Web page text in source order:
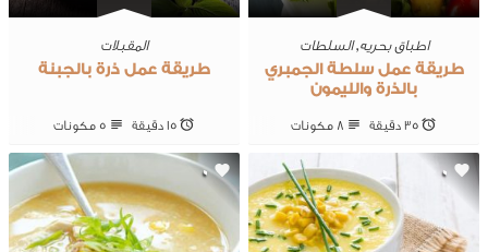
اطباق بحريه,السلطات
طريقة عمل سلطة الجمبري
بالذرة والليمون
35 ‎دقيقة 8 ‎مكونات
المقبلات
طريقة عمل ذرة بالجبنة
15 ‎دقيقة 5 ‎مكونات
0
0